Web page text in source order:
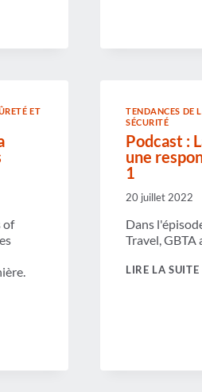
ET
of
TENDANCES DE
SÉCURITÉ
Podcast :
une
1
20 juillet 2022
Dans
Travel, GBTA
LIRE LA SUITE